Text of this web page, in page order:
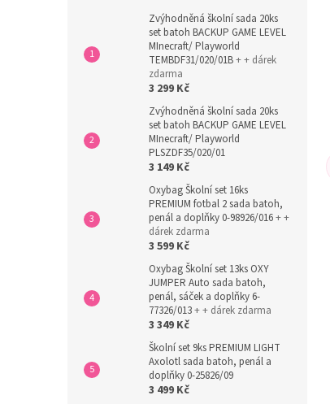
Zvýhodněná školní sada 20ks
set batoh BACKUP GAME LEVEL
MInecraft/ Playworld
TEMBDF31/020/01B+ + dárek
zdarma
3 299 Kč
Zvýhodněná školní sada 20ks
set batoh BACKUP GAME LEVEL
MInecraft/ Playworld
PLSZDF35/020/01
3 149 Kč
Oxybag Školní set 16ks
PREMIUM fotbal 2 sada batoh,
penál a doplňky 0-98926/016+ +
dárek zdarma
3 599 Kč
Oxybag Školní set 13ks OXY
JUMPER Auto sada batoh,
penál, sáček a doplňky 6-
77326/013+ + dárek zdarma
3 349 Kč
Školní set 9ks PREMIUM LIGHT
Axolotl sada batoh, penál a
doplňky 0-25826/09
3 499 Kč